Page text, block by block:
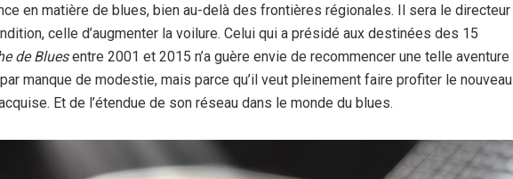
en matière de blues, bien au-delà des frontières régionales. Il sera le directeur
celle d’augmenter la voilure. Celui qui a présidé aux destinées des 15
de Bluesentre 2001 et 2015 n’a guère envie de recommencer une telle aventure
manque de modestie, mais parce qu’il veut pleinement faire profiter le nouveau
Et de l’étendue de son réseau dans le monde du blues.